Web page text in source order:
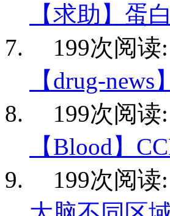
【求助】蛋
199次阅读:
【drug-
199次阅读:
【Blood】
199次阅读: